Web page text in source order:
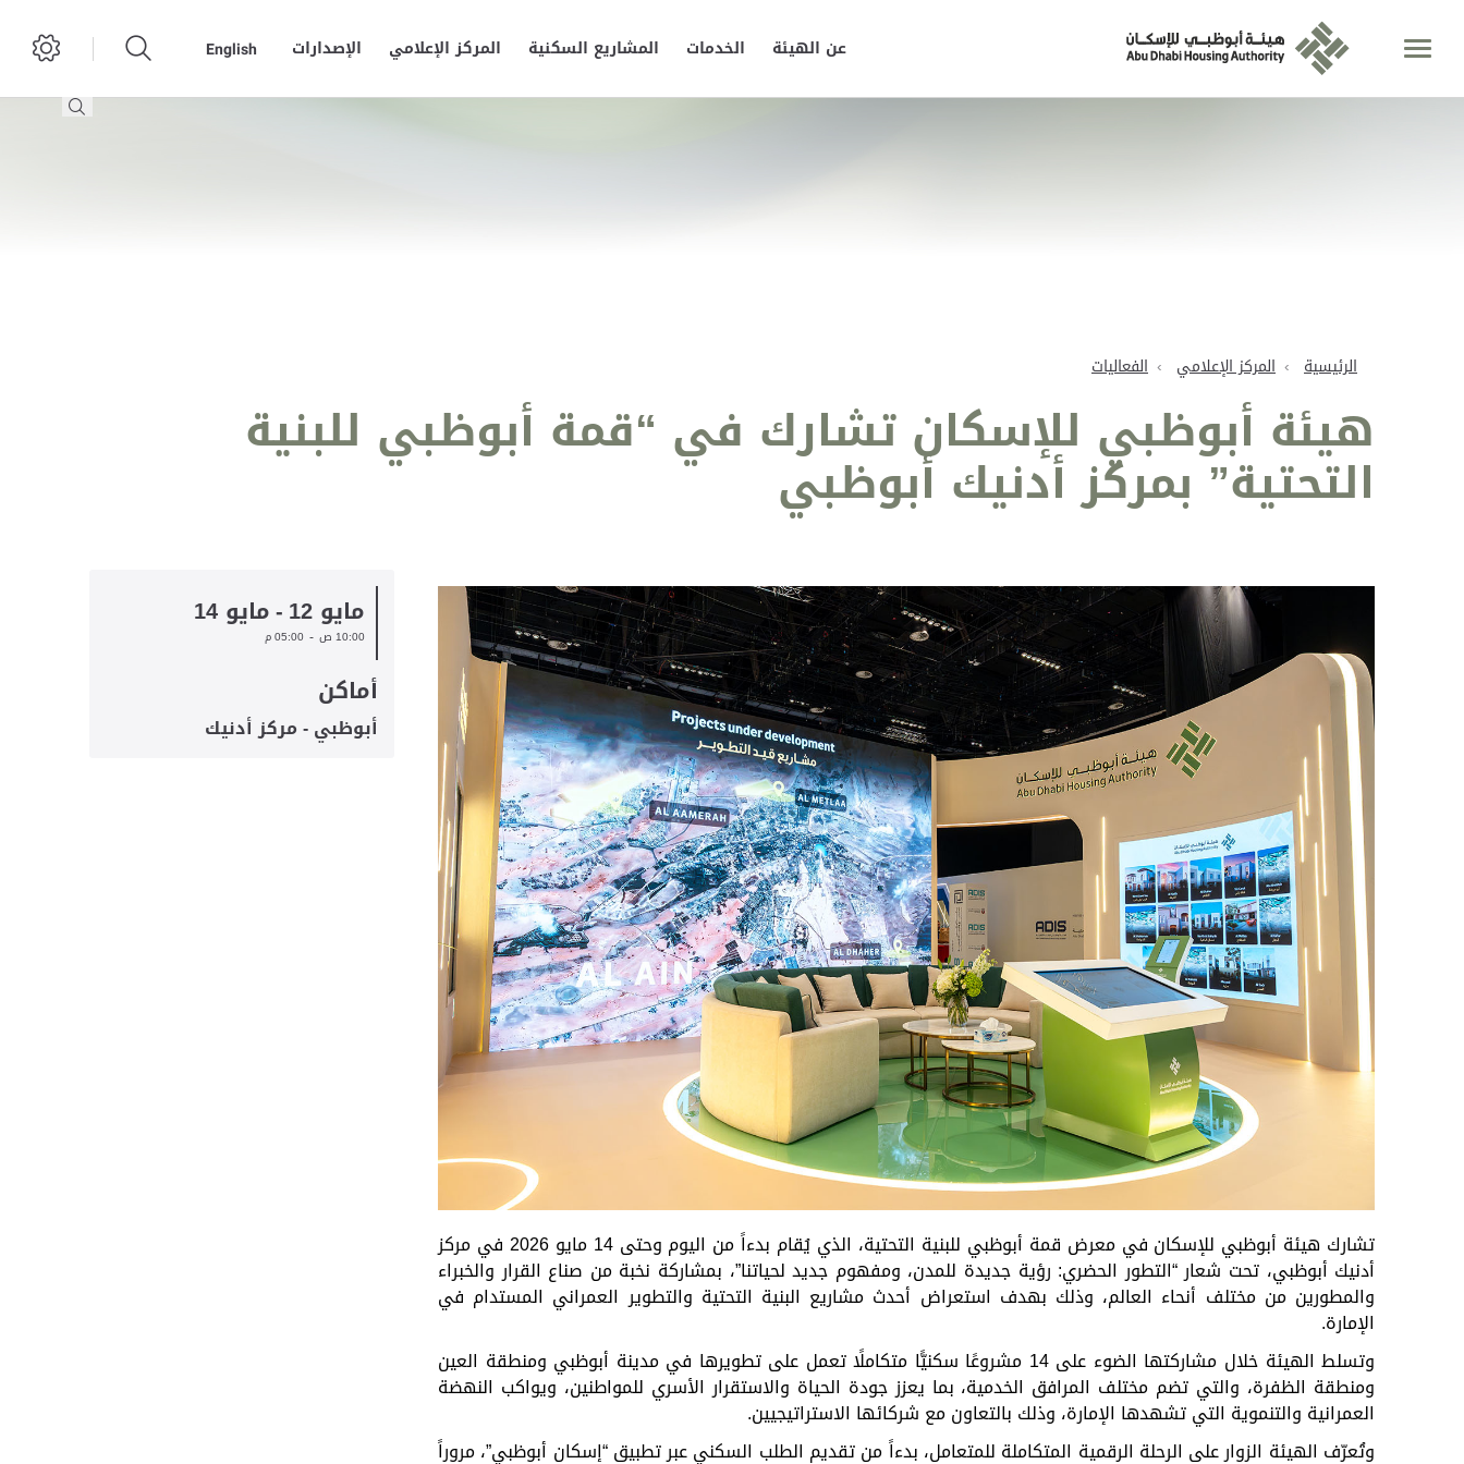
عن الهيئة الخدمات المشاريع السكنية المركز الإعلامي الإصدارات English
الرئيسية المركز الإعلامي الفعاليات
هيئة أبوظبي للإسكان تشارك في “قمة أبوظبي للبنية
التحتية” بمركز أدنيك أبوظبي
تشارك هيئة أبوظبي للإسكان في معرض قمة أبوظبي للبنية التحتية، الذي يُقام بدءاً من اليوم وحتى 14 مايو 2026 في مركز
أدنيك أبوظبي، تحت شعار“التطور الحضري: رؤية جديدة للمدن، ومفهوم جديد لحياتنا”، بمشاركة نخبة من صناع القرار والخبراء
والمطورين من مختلف أنحاء العالم، وذلك بهدف استعراض أحدث مشاريع البنية التحتية والتطوير العمراني المستدام في
الإمارة.
وتسلط الهيئة خلال مشاركتها الضوء على 14 مشروعًا سكنيًّا متكاملًا تعمل على تطويرها في مدينة أبوظبي ومنطقة العين
ومنطقة الظفرة، والتي تضم مختلف المرافق الخدمية، بما يعزز جودة الحياة والاستقرار الأسري للمواطنين، ويواكب النهضة
العمرانية والتنموية التيتشهدها الإمارة، وذلك بالتعاونمع شركائها الاستراتيجيين.
وتُعرّف الهيئة الزوارعلى الرحلة الرقمية المتكاملة للمتعامل، بدءاًمنتقديم الطلب السكنيعبرتطبيق“إسكان أبوظبي”،مروراً
مايو 12 -مايو 14
10:00 ص - 05:00 م
أماكن
أبوظبي - مركز أدنيك